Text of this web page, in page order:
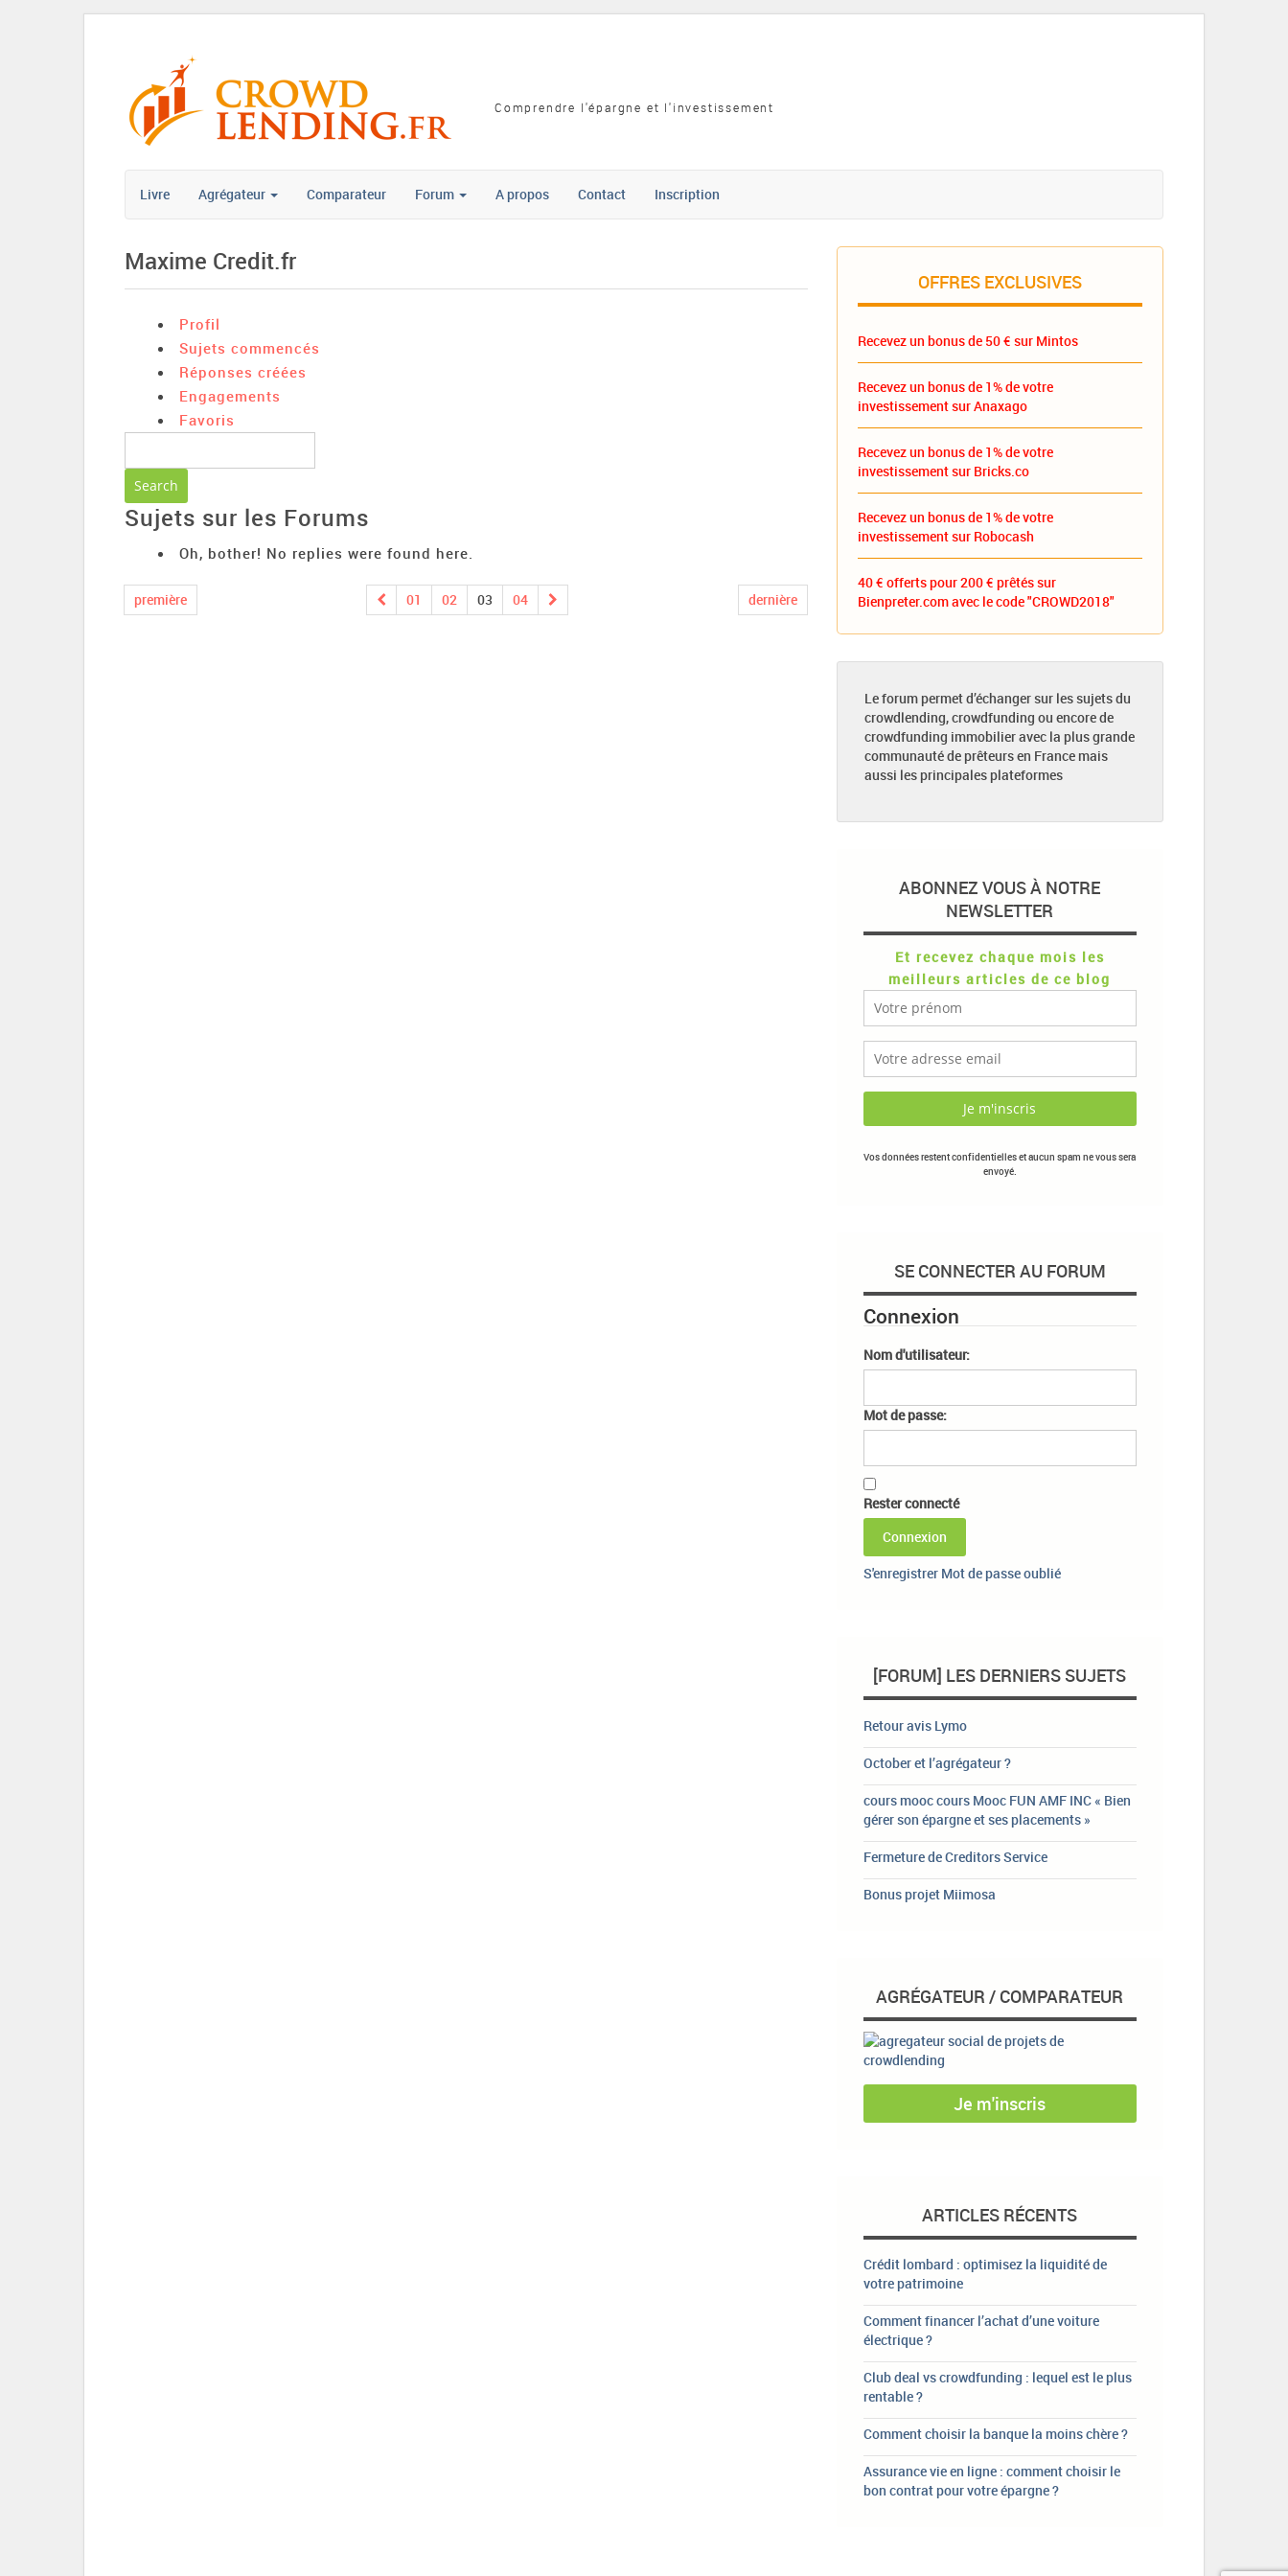
Comprendre l'épargne et l'investissement
Livre Agrégateur Comparateur Forum A propos Contact Inscription
Maxime Credit.fr
Profil
Sujets commencés
Réponses créées
Engagements
Favoris
Sujets sur les Forums
Oh, bother! No replies were found here.
première 01 02 03 04 dernière
OFFRES EXCLUSIVES
Recevez un bonus de 50 € sur Mintos
Recevez un bonus de 1% de votre
investissement sur Anaxago
Recevez un bonus de 1% de votre
investissement sur Bricks.co
Recevez un bonus de 1% de votre
investissement sur Robocash
40 € offerts pour 200 € prêtés sur
Bienpreter.com avec le code "CROWD2018"
Le forum permet d’échanger sur les sujets du
crowdlending, crowdfunding ou encore de
crowdfunding immobilier avec la plus grande
communauté de prêteurs en France mais
aussi les principales plateformes
ABONNEZ VOUS À NOTRE
NEWSLETTER
Et recevez chaque mois les
meilleurs articles de ce blog
Vos données restent confidentielles et aucun spam ne vous sera
envoyé.
SE CONNECTER AU FORUM
Connexion
Nom d'utilisateur:
Mot de passe:
Rester connecté
Connexion
S'enregistrer Mot de passe oublié
[FORUM] LES DERNIERS SUJETS
Retour avis Lymo
October et l’agrégateur ?
cours mooc cours Mooc FUN AMF INC « Bien
gérer son épargne et ses placements »
Fermeture de Creditors Service
Bonus projet Miimosa
AGRÉGATEUR / COMPARATEUR
Je m'inscris
ARTICLES RÉCENTS
Crédit lombard : optimisez la liquidité de
votre patrimoine
Comment financer l’achat d’une voiture
électrique ?
Club deal vs crowdfunding : lequel est le plus
rentable ?
Comment choisir la banque la moins chère ?
Assurance vie en ligne : comment choisir le
bon contrat pour votre épargne ?